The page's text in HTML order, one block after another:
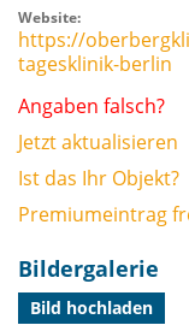
Website:
https://
tagesklinik-berlin
Angaben falsch?
Jetzt aktualisieren
Ist das Ihr Objekt?
Premiumeintrag
Bildergalerie
Bild hochladen